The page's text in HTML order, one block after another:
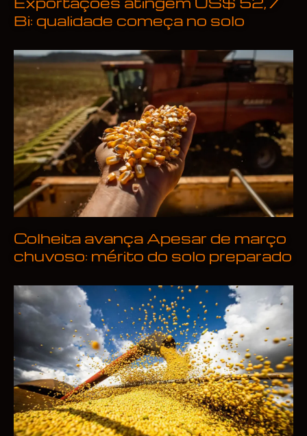
Bi: qualidade começa no solo
Colheita avança Apesar de março
chuvoso: mérito do solo preparado